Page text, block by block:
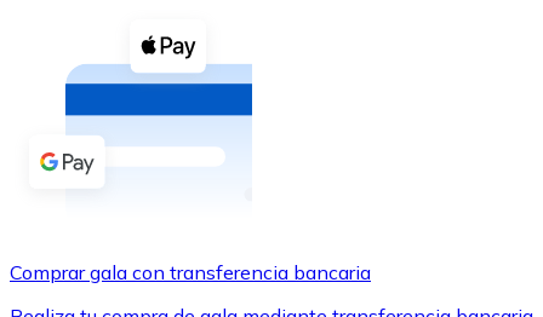
Compra criptomonedas con efectivo en tu tienda más
Comprar con efectivo
Transferencia SEPA
Comprar gala con transferencia bancaria